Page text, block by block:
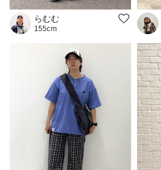
らむむ
155cm